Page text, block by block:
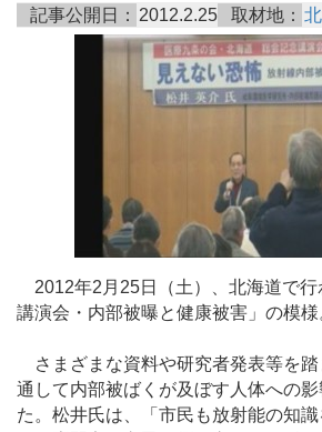
記事公開日： 2012.2.25 取材地：
2012年2月25日（土）、北海道で行
講演会・内部被曝と健康被害」の模様
さまざまな資料や研究者発表等を踏
通して内部被ばくが及ぼす人体への
た。松井氏は、「市民も放射能の知